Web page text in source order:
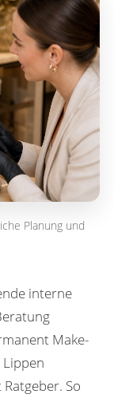
Planung und
interne
Make-
Ratgeber. So